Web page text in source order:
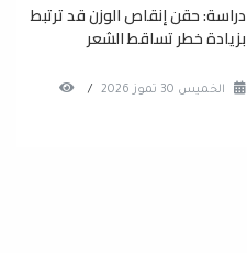
دراسة: حقن إنقاص الوزن قد ترتبط
بزيادة خطر تساقط الشعر
الخميس 30 تموز 2026 /